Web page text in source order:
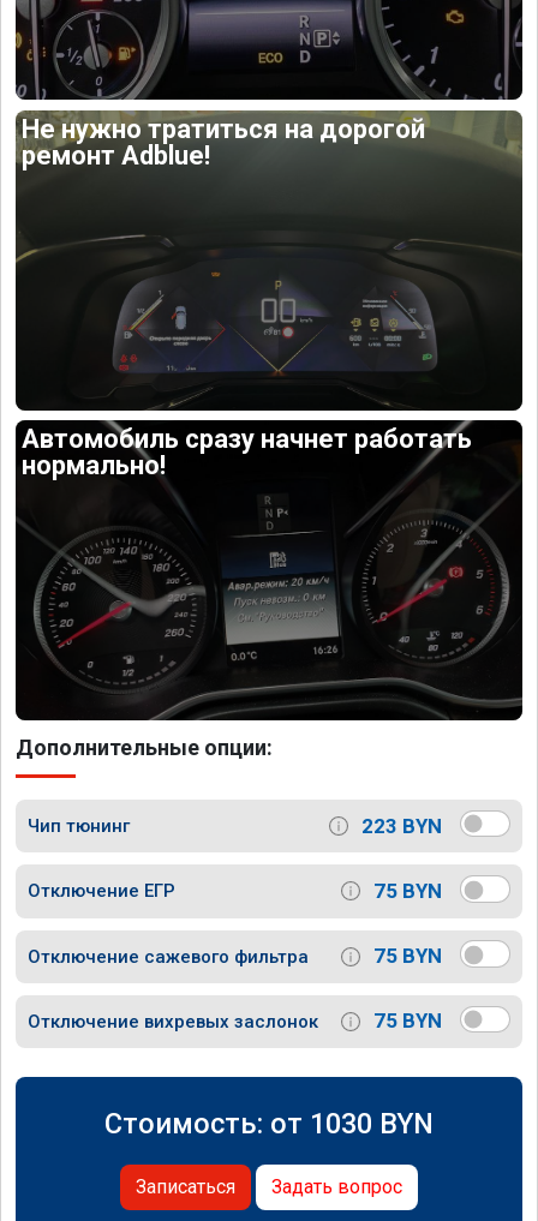
Не нужно тратиться на дорогой
ремонт Adblue!
Автомобиль сразу начнет работать
нормально!
Дополнительные опции:
Чип тюнинг 223 BYN
Отключение ЕГР 75 BYN
Отключение сажевого фильтра 75 BYN
Отключение вихревых заслонок 75 BYN
Стоимость: от 1030 BYN
Записаться Задать вопрос